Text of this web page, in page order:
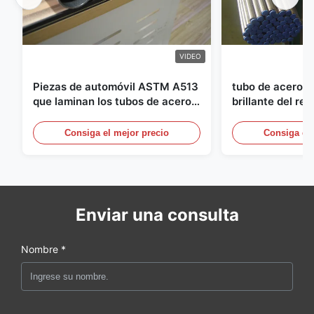
VIDEO
Piezas de automóvil ASTM A513
que laminan los tubos de acero
producción de los DOM
Consiga el mejor precio
tubo de acero
brillante del
sistemasConsiga el
Enviar una consulta
Nombre *